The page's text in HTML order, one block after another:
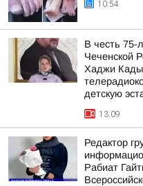
10:54
В честь 75-
Чеченской
Хаджи
детскую
13:09
Редактор
Рабиат